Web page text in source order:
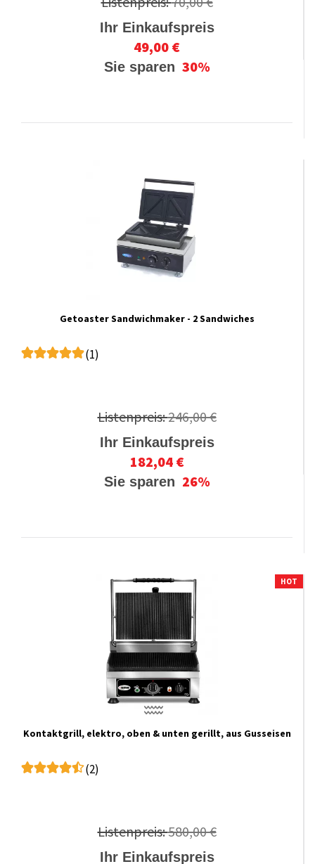
Ihr Einkaufspreis
49,00 €
Sie sparen 30%
Getoaster Sandwichmaker - 2 Sandwiches
(1)
Listenpreis:246,00 €
Ihr Einkaufspreis
182,04 €
Sie sparen 26%
HOT
Kontaktgrill, elektro, oben & unten gerillt, aus Gusseisen
(2)
Listenpreis:580,00 €
Ihr Einkaufspreis